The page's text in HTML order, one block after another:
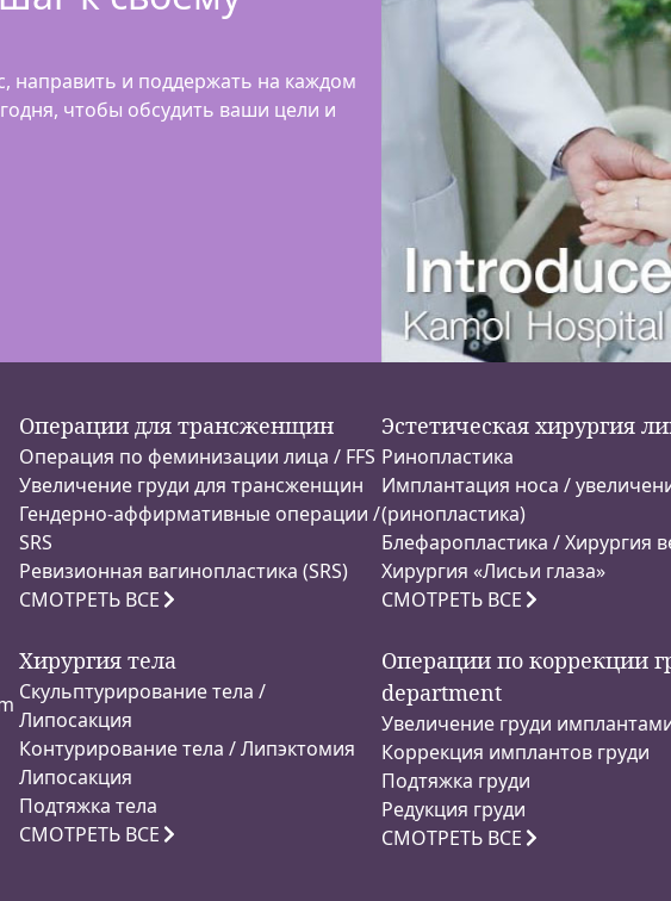
направить и поддержать на каждом
чтобы обсудить ваши цели и
Операции для трансженщин
Операция по феминизации лица / FFS
Увеличение груди для трансженщин
Гендерно-аффирмативные операции /
SRS
Ревизионная вагинопластика (SRS)
СМОТРЕТЬ ВСЕ
Эстетическая хирургия
Ринопластика
Имплантация носа /
(ринопластика)
Блефаропластика / Хирургия
Хирургия «Лисьи глаза»
СМОТРЕТЬ ВСЕ
Хирургия тела
Скульптурирование тела /
Липосакция
Контурирование тела / Липэктомия
Липосакция
Подтяжка тела
СМОТРЕТЬ ВСЕ
Операции по коррекции
department
Увеличение груди
Коррекция имплантов груди
Подтяжка груди
Редукция груди
СМОТРЕТЬ ВСЕ